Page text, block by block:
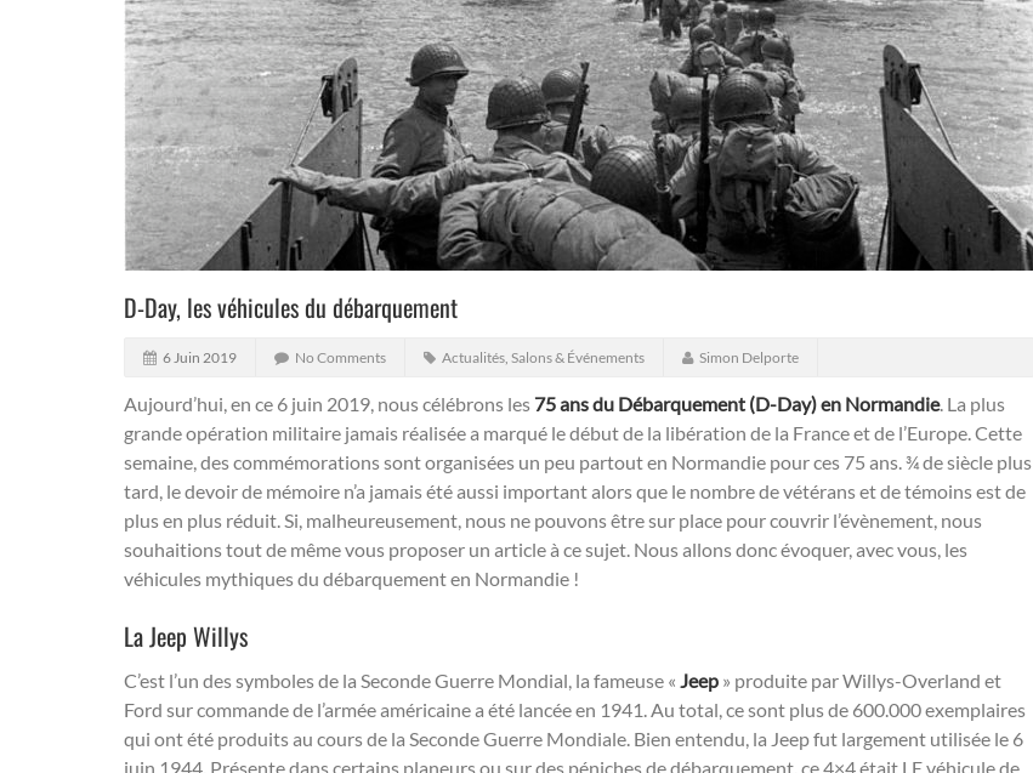
D-Day, les véhicules du débarquement
6 Juin 2019 No Comments Actualités, Salons & Événements Simon Delporte
Aujourd’hui, en ce 6 juin 2019, nous célébrons les 75 ans du Débarquement (D-Day) en Normandie. La plus
grande opération militaire jamais réalisée a marqué le début de la libération de la France et de l’Europe. Cette
semaine, des commémorations sont organisées un peu partout en Normandie pour ces 75 ans. ¾ de siècle plus
tard, le devoir de mémoire n’a jamais été aussi important alors que le nombre de vétérans et de témoins est de
plus en plus réduit. Si, malheureusement, nous ne pouvons être sur place pour couvrir l’évènement, nous
souhaitions tout de même vous proposer un article à ce sujet. Nous allons donc évoquer, avec vous, les
véhicules mythiques du débarquement en Normandie !
La Jeep Willys
C’est l’un des symboles de la Seconde Guerre Mondial, la fameuse « Jeep » produite par Willys-Overland et
Ford sur commande de l’armée américaine a été lancée en 1941. Au total, ce sont plus de 600.000 exemplaires
qui ont été produits au cours de la Seconde Guerre Mondiale. Bien entendu, la Jeep fut largement utilisée le 6
juin 1944. Présente dans certains planeurs ou sur des péniches de débarquement, ce 4×4 était LE véhicule de